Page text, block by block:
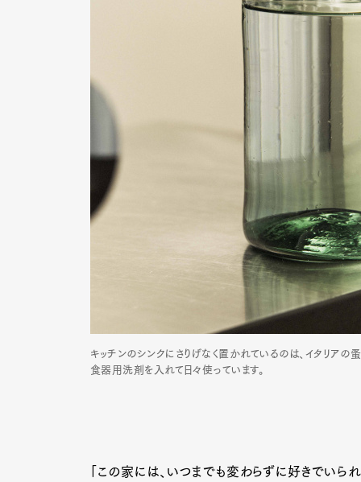
キッチンのシンクにさりげなく置かれているのは、イタリア
食器用洗剤を入れて日々使っています。
「この家には、いつまでも変わらずに好きでいら